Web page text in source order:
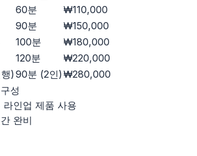
60분
₩110,000
90분
₩150,000
100분
₩180,000
120분
₩220,000
)90분 (2인)₩280,000
성
인업 제품 사용
완비